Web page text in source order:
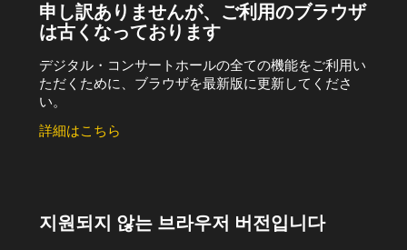
申し訳ありませんが、ご利用のブラウザ
は古くなっております
デジタル・コンサートホールの全ての機能をご利用い
ただくために、ブラウザを最新版に更新してくださ
い。
詳細はこちら
지원되지 않는 브라우저 버전입니다